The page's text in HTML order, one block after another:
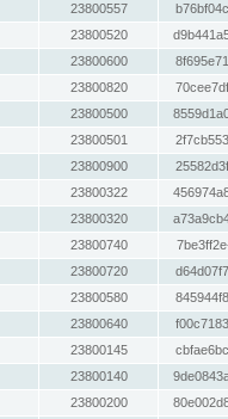
23800557
23800520
23800600
23800820
23800500
23800501
23800900
23800322
23800320
23800740
23800720
23800580
23800640
23800145
23800140
23800200